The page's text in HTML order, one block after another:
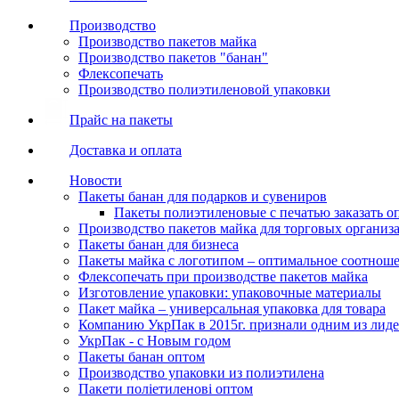
Производство
Производство пакетов майка
Производство пакетов "банан"
Флексопечать
Производство полиэтиленовой упаковки
Прайс на пакеты
Доставка и оплата
Новости
Пакеты банан для подарков и сувениров
Пакеты полиэтиленовые с печатью заказать
Производство пакетов майка для торговых
Пакеты банан для бизнеса
Пакеты майка с логотипом – оптимальное
Флексопечать при производстве пакетов майка
Изготовление упаковки: упаковочные материалы
Пакет майка – универсальная упаковка для товара
Компанию УкрПак в 2015г. признали одним из
УкрПак - с Новым годом
Пакеты банан оптом
Производство упаковки из полиэтилена
Пакети поліетиленові оптом